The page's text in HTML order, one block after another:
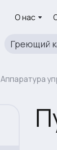
О нас
Греющий
Аппаратура